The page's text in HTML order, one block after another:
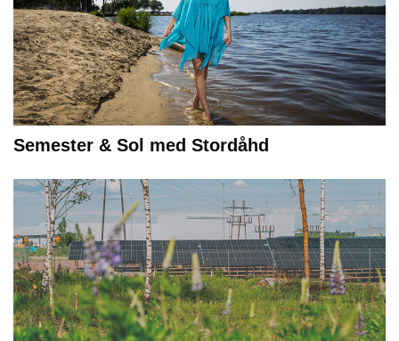
Semester & Sol med Stordåhd